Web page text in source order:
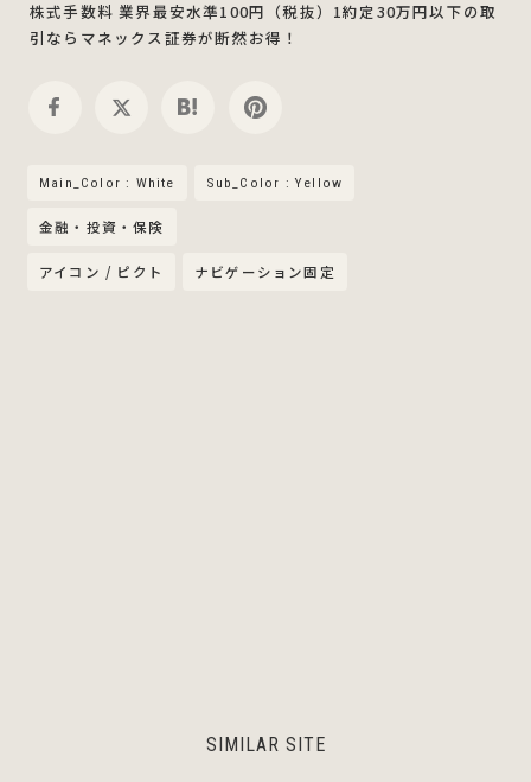
株式手数料 業界最安水準100円（税抜）1約定30万円以下の取
引ならマネックス証券が断然お得！
Main_Color : White Sub_Color : Yellow
金融・投資・保険
アイコン / ピクト ナビゲーション固定
SIMILAR SITE